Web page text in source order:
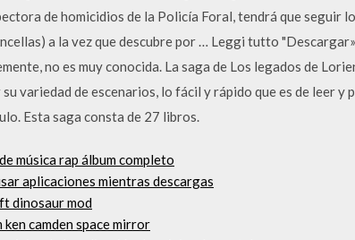
de homicidios de la Policía Foral, tendrá que seguir
a la vez que descubre por … Leggi tutto
no es muy conocida. La saga de Los legados de
variedad de escenarios, lo fácil y rápido que es de leer
Esta saga consta de 27 libros.
música rap álbum completo
aplicaciones mientras descargas
dinosaur mod
ken camden space mirror